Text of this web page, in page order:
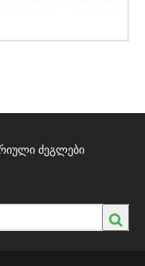
ძეგლები